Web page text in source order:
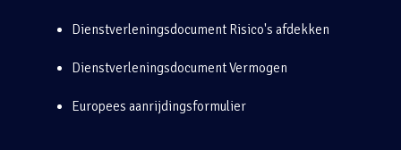
Dienstverleningsdocument Risico's afdekken
Dienstverleningsdocument Vermogen
Europees aanrijdingsformulier